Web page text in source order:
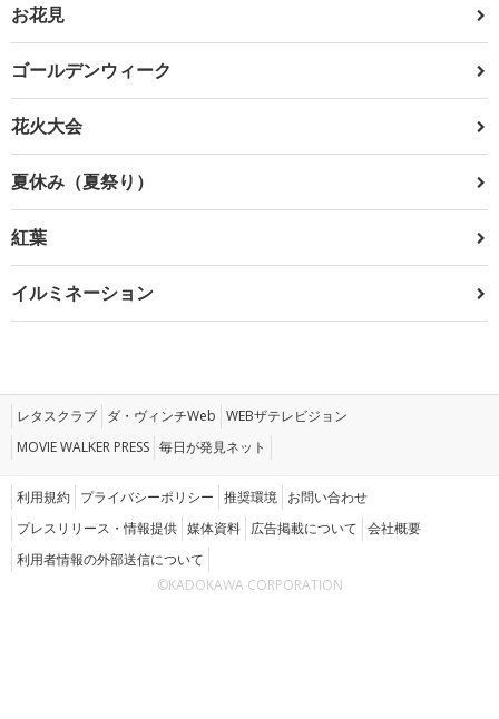
お花見
ゴールデンウィーク
花火大会
夏休み（夏祭り）
紅葉
イルミネーション
レタスクラブ ダ・ヴィンチWeb WEBザテレビジョン
MOVIE WALKER PRESS 毎日が発見ネット
利用規約 プライバシーポリシー 推奨環境 お問い合わせ
プレスリリース・情報提供 媒体資料 広告掲載について 会社概要
利用者情報の外部送信について
©KADOKAWA CORPORATION